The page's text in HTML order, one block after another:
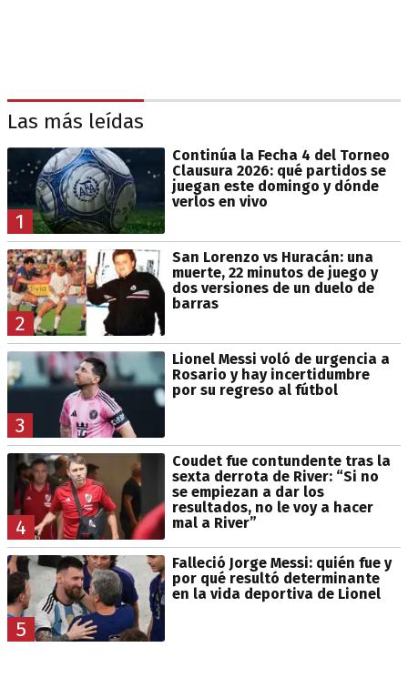
Las más leídas
1
Continúa la Fecha 4 del Torneo
Clausura 2026: qué partidos se
juegan este domingo y dónde
verlos en vivo
2
San Lorenzo vs Huracán: una
muerte, 22 minutos de juego y
dos versiones de un duelo de
barras
3
Lionel Messi voló de urgencia a
Rosario y hay incertidumbre
por su regreso al fútbol
4
Coudet fue contundente tras la
sexta derrota de River: “Si no
se empiezan a dar los
resultados, no le voy a hacer
mal a River”
5
Falleció Jorge Messi: quién fue y
por qué resultó determinante
en la vida deportiva de Lionel